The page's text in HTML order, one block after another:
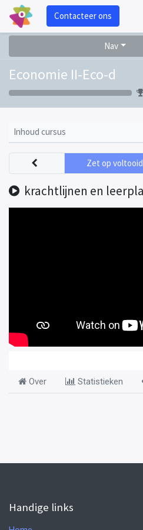
Contacteer ons
Nav
Economie II-Eco-d
Inhoud cursus
krachtlijnen en
Zet op voltooid
Over Statistieken
Handige links